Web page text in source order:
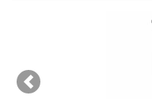
Previous